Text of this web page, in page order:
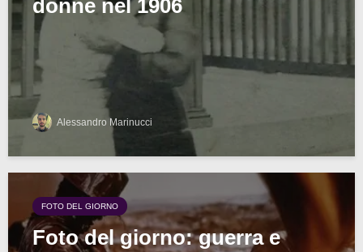
donne nel 1906
Alessandro Marinucci
FOTO DEL GIORNO
Foto del giorno: guerra e